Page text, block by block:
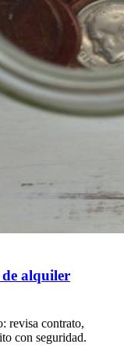
de alquiler
revisa contrato,
con seguridad.